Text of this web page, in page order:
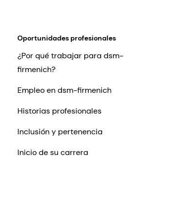
Oportunidades profesionales
¿Por qué trabajar para dsm-
firmenich?
Empleo en dsm-firmenich
Historias profesionales
Inclusión y pertenencia
Inicio de su carrera